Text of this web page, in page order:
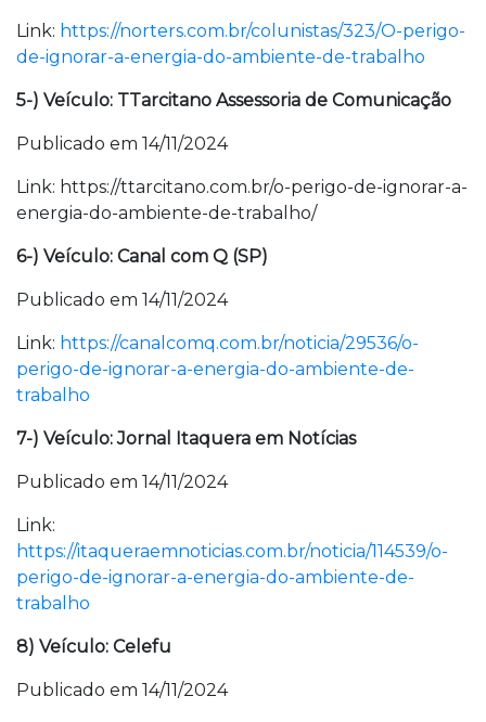
Link: https://norters.com.br/colunistas/323/O-perigo-
de-ignorar-a-energia-do-ambiente-de-trabalho
5-) Veículo: TTarcitano Assessoria de Comunicação
Publicado em 14/11/2024
Link: https://ttarcitano.com.br/o-perigo-de-ignorar-a-
energia-do-ambiente-de-trabalho/
6-) Veículo: Canal com Q (SP)
Publicado em 14/11/2024
Link: https://canalcomq.com.br/noticia/29536/o-
perigo-de-ignorar-a-energia-do-ambiente-de-
trabalho
7-) Veículo: Jornal Itaquera em Notícias
Publicado em 14/11/2024
Link:
https://itaqueraemnoticias.com.br/noticia/114539/o-
perigo-de-ignorar-a-energia-do-ambiente-de-
trabalho
8) Veículo: Celefu
Publicado em 14/11/2024